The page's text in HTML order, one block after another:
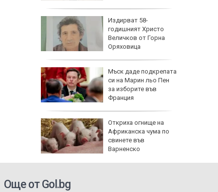
Издирват 58-
годишният Христо
Величков от Горна
Оряховица
Мъск даде подкрепата
си на Марин льо Пен
за изборите във
Франция
Откриха огнище на
Африканска чума по
свинете във
Варненско
Още от Gol.bg